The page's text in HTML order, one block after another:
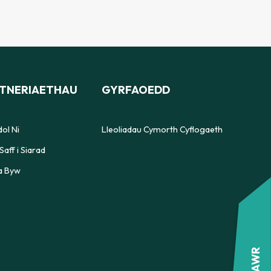
CWNSELA YM MHOWYS
Ni
i Siarad
Byw
GYRFAOEDD
Lleoliadau Cymorth Cyflogaeth